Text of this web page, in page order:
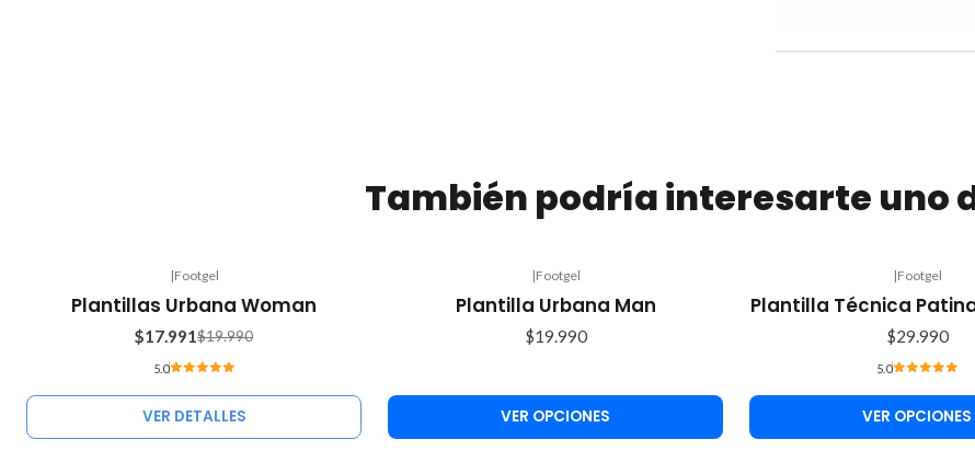
También podría interesarte uno
|Footgel
Plantillas Urbana Woman
$17.991$19.990
5.0
VER DETALLES
|Footgel
Plantilla Urbana Man
$19.990
VER OPCIONES
|Footgel
Plantilla Técnica
$29.990
5.0
VER OPCIONES